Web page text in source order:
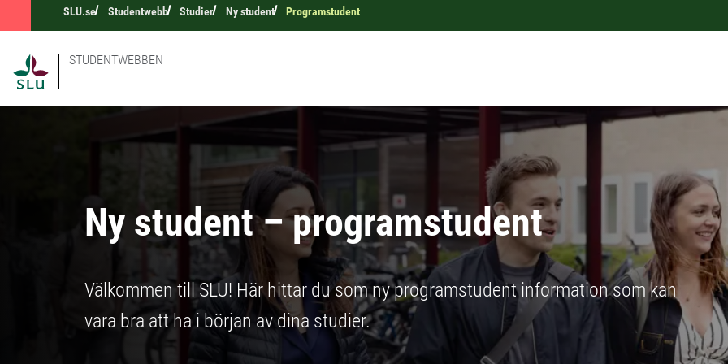
SLU.se Studentwebb Studier Ny student Programstudent
STUDENTWEBBEN
Ny student – programstudent
Välkommen till SLU! Här hittar du som ny programstudent information som kan
vara bra att ha i början av dina studier.